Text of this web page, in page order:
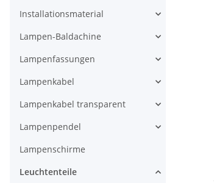
Installationsmaterial
Lampen-Baldachine
Lampenfassungen
Lampenkabel
Lampenkabel transparent
Lampenpendel
Lampenschirme
Leuchtenteile